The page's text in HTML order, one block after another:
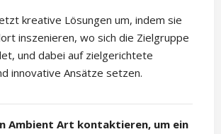
kreative Lösungen um, indem sie
inszenieren, wo sich die Zielgruppe
und dabei auf zielgerichtete
innovative Ansätze setzen.
Ambient Art kontaktieren, um ein